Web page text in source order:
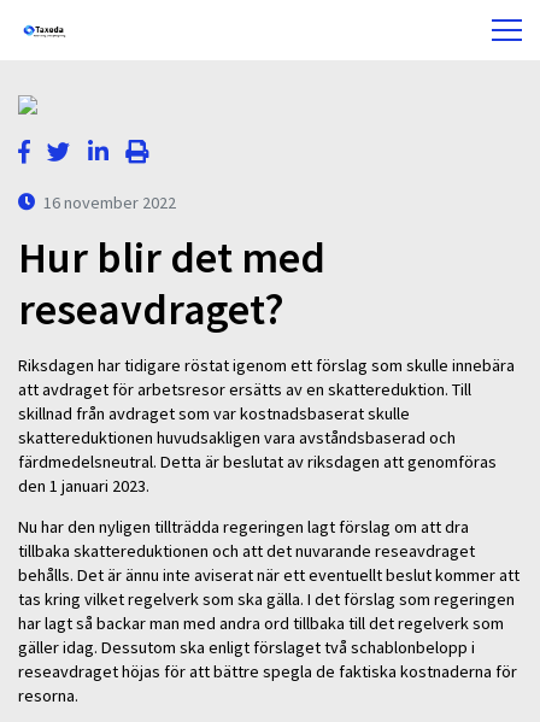
16 november 2022
Hur blir det med
reseavdraget?
Riksdagen har tidigare röstat igenom ett förslag som skulle innebära
att avdraget för arbetsresor ersätts av en skattereduktion. Till
skillnad från avdraget som var kostnadsbaserat skulle
skattereduktionen huvudsakligen vara avståndsbaserad och
färdmedelsneutral. Detta är beslutat av riksdagen att genomföras
den 1 januari 2023.
Nu har den nyligen tillträdda regeringen lagt förslag om att dra
tillbaka skattereduktionen och att det nuvarande reseavdraget
behålls. Det är ännu inte aviserat när ett eventuellt beslut kommer att
tas kring vilket regelverk som ska gälla. I det förslag som regeringen
har lagt så backar man med andra ord tillbaka till det regelverk som
gäller idag. Dessutom ska enligt förslaget två schablonbelopp i
reseavdraget höjas för att bättre spegla de faktiska kostnaderna för
resorna.